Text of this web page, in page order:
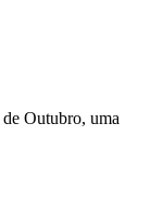
Outubro, uma